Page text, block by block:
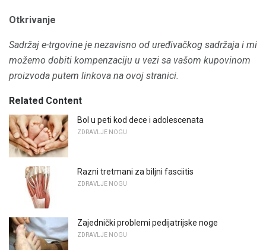
Otkrivanje
Sadržaj e-trgovine je nezavisno od uređivačkog sadržaja i mi
možemo dobiti kompenzaciju u vezi sa vašom kupovinom
proizvoda putem linkova na ovoj stranici.
Related Content
Bol u peti kod dece i adolescenata
ZDRAVLJE NOGU
Razni tretmani za biljni fasciitis
ZDRAVLJE NOGU
Zajednički problemi pedijatrijske noge
ZDRAVLJE NOGU